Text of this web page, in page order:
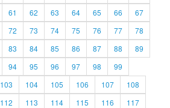
61 62 63 64 65 66
67
72 73 74 75 76 77
78
83 84 85 86 87 88
89
94 95 96 97 98
99
103 104 105 106 107
108
112 113 114 115 116
117